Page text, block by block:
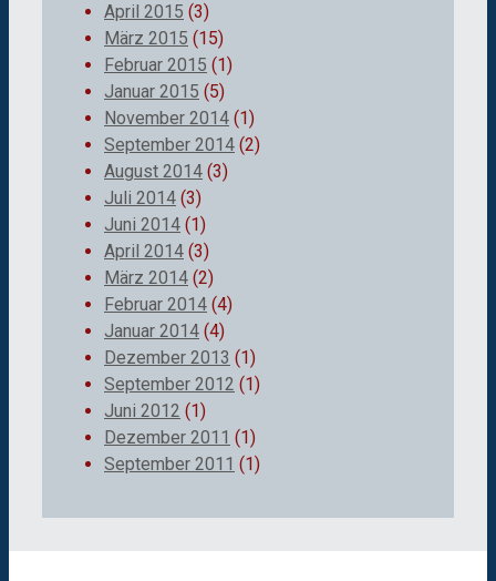
April 2015 (3)
März 2015 (15)
Februar 2015 (1)
Januar 2015 (5)
November 2014 (1)
September 2014 (2)
August 2014 (3)
Juli 2014 (3)
Juni 2014 (1)
April 2014 (3)
März 2014 (2)
Februar 2014 (4)
Januar 2014 (4)
Dezember 2013 (1)
September 2012 (1)
Juni 2012 (1)
Dezember 2011 (1)
September 2011 (1)